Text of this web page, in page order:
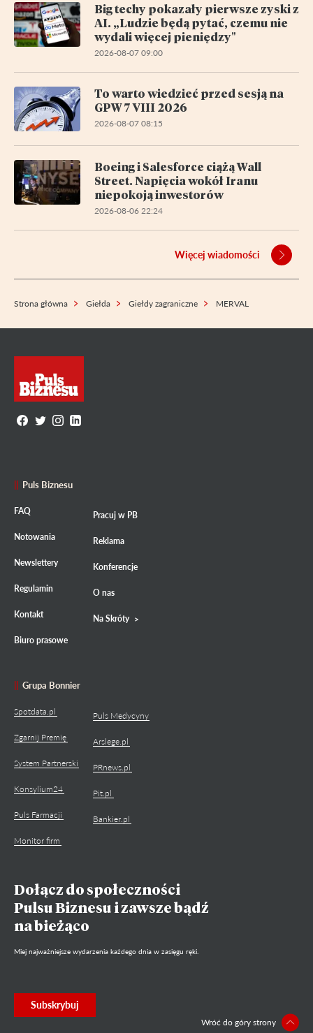
Big techy pokazały pierwsze zyski z
AI. „Ludzie będą pytać, czemu nie
wydali więcej pieniędzy"
2026-08-07 09:00
To warto wiedzieć przed sesją na
GPW 7 VIII 2026
2026-08-07 08:15
Boeing i Salesforce ciążą Wall
Street. Napięcia wokół Iranu
niepokoją inwestorów
2026-08-06 22:24
Więcej wiadomości
Strona główna Giełda Giełdy zagraniczne MERVAL
Puls Biznesu
FAQ
Notowania
Newslettery
Regulamin
Kontakt
Biuro prasowe
Pracuj w PB
Reklama
Konferencje
O nas
Na Skróty
Grupa Bonnier
Spotdata.pl
Zgarnij Premię
System Partnerski
Konsylium24
Puls Farmacji
Monitor firm
Puls Medycyny
Arslege.pl
PRnews.pl
Pit.pl
Bankier.pl
Dołącz do społeczności
Pulsu Biznesu i zawsze bądź
na bieżąco
Miej najważniejsze wydarzenia każdego dnia w zasięgu ręki.
Subskrybuj
Wróć do góry strony